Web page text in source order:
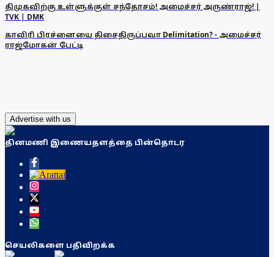
திமுகவிற்கு உள்ளுக்குள் சந்தோசம்! அமைச்சர் அருண்ராஜ்! |
TVK | DMK
காவிரி பிரச்னையை திசைதிருப்பவா Delimitation? - அமைச்சர்
ராஜ்மோகன் பேட்டி
Advertise with us
தினமணி இணையதளத்தை பின்தொடர
செயலிகளை பதிவிறக்க